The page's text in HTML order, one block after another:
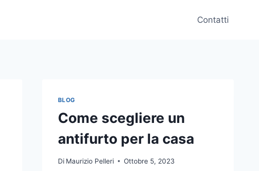
Contatti
BLOG
Come scegliere un
antifurto per la casa
Di Maurizio Pelleri Ottobre 5, 2023